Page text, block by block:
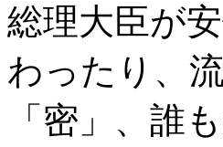
総理大臣が
わったり、
「密」、誰